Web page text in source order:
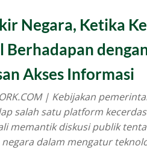
Negara, Ketika
Berhadapan
Akses Informasi
| Kebijakan
salah satu platform
memantik diskusi publik
negara dalam mengatur